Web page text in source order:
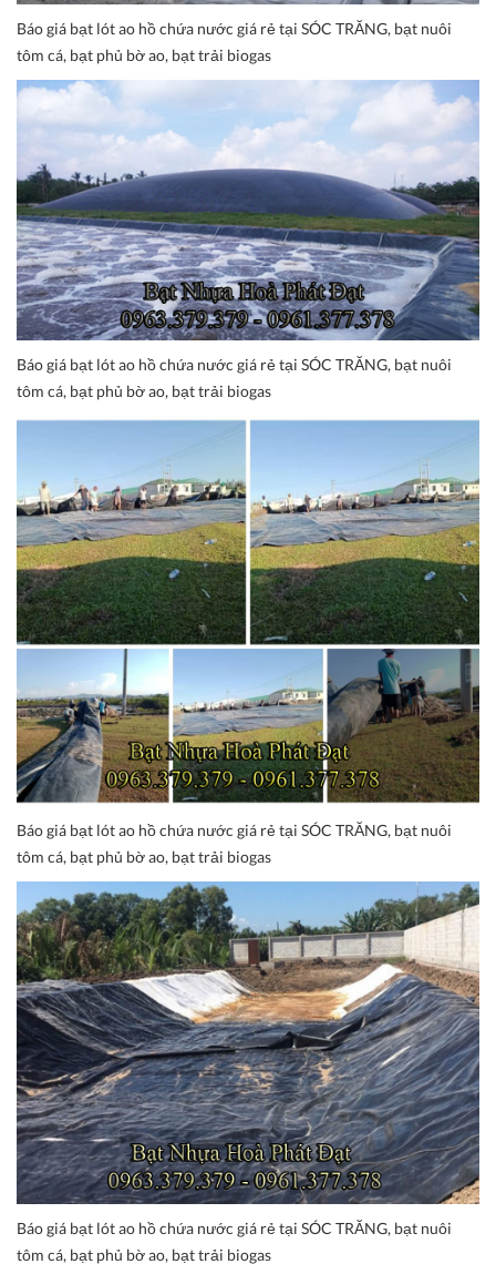
Báo giá bạt lót ao hồ chứa nước giá rẻ tại SÓC TRĂNG, bạt nuôi
tôm cá, bạt phủ bờ ao, bạt trải biogas
Báo giá bạt lót ao hồ chứa nước giá rẻ tại SÓC TRĂNG, bạt nuôi
tôm cá, bạt phủ bờ ao, bạt trải biogas
Báo giá bạt lót ao hồ chứa nước giá rẻ tại SÓC TRĂNG, bạt nuôi
tôm cá, bạt phủ bờ ao, bạt trải biogas
Báo giá bạt lót ao hồ chứa nước giá rẻ tại SÓC TRĂNG, bạt nuôi
tôm cá, bạt phủ bờ ao, bạt trải biogas